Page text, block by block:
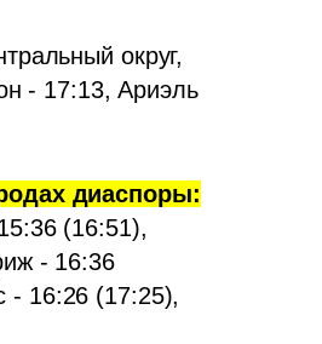
округ,
- 17:13, Ариэль
диаспоры:
(16:51),
- 16:36
- 16:26 (17:25),